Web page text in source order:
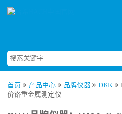
首页 产品中心 品牌仪器 DKK
价铬重金属测定仪